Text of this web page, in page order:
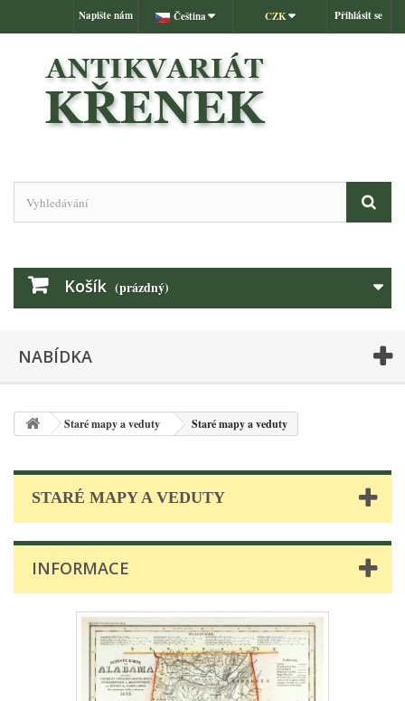
Přihlásit se
CZK
Čeština
Napište nám
Košík (prázdný)
NABÍDKA
Staré mapy a veduty Staré mapy a veduty
STARÉ MAPY A VEDUTY
INFORMACE